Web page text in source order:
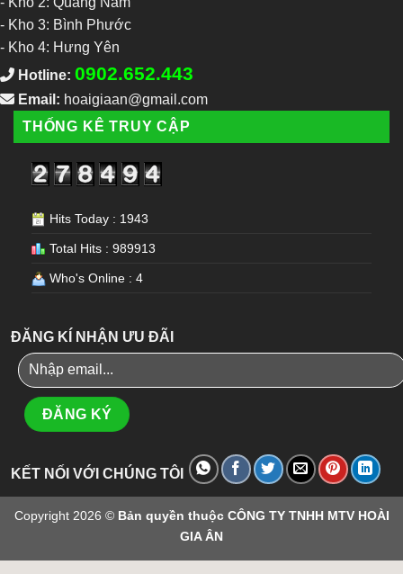
- Kho 3: Bình Phước
- Kho 4: Hưng Yên
Hotline: 0902.652.443
Email: hoaigiaan@gmail.com
THỐNG KÊ TRUY CẬP
Hits Today : 1943
Total Hits : 989913
Who's Online : 4
ĐĂNG KÍ NHẬN ƯU ĐÃI
KẾT NỐI VỚI CHÚNG TÔI
Copyright 2026 © Bản quyền thuộc CÔNG TY TNHH MTV HOÀI
GIA ÂN